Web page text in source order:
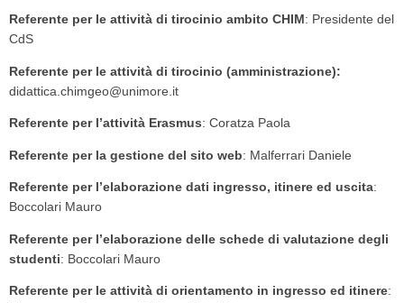
Referente per le attività di tirocinio ambito CHIM : Presidente del
CdS
Referente per le attività di tirocinio (amministrazione):
didattica.chimgeo@unimore.it
Referente per l’attività Erasmus: Coratza Paola
Referente per la gestione del sito web: Malferrari Daniele
Referente per l’elaborazione dati ingresso, itinere ed uscita:
Boccolari Mauro
Referente per l’elaborazione delle schede di valutazione degli
studenti: Boccolari Mauro
Referente per le attività di orientamento in ingresso ed itinere: